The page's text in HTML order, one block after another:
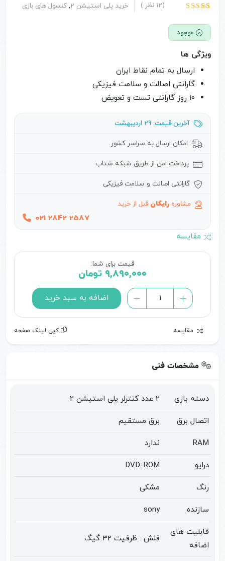
4.33
از 5
امتیاز
مشتری
(
12 نظر ) خرید پلی استیشن 2 , کنسول های بازی
موجود
ویژگی ها
ارسال به تمام نقاط ایران
گارانتی اصالت و سلامت فیزیکی
10 روز گارانتی تست و تعویض
آخرین قیمت: 29 اردیبهشت
امکان ارسال به سراسر کشور
پرداخت امن از طریق شبکه شتاب
گارانتی اصالت و سلامت فیزیکی
مشاوره رایگان قبل از خرید
021 2842 2587
مقایسه
قیمت برای شما:
۹,۸۹۰,۰۰۰ تومان
خرید
PS2
سی
دی
و
با
دو
|
و
اضافه به سبد خرید
مقایسه کپی لینک صفحه
مشخصات فنی
دسته بازی
2 عدد کنترلر پلی استیشن 2
اتصال برق
برق مستقیم
RAM
ندارد
درایو
DVD-ROM
رنگ
مشکی
سازنده
sony
قابلیت های
اضافه
فلش : ظرفیت 32 گیگ